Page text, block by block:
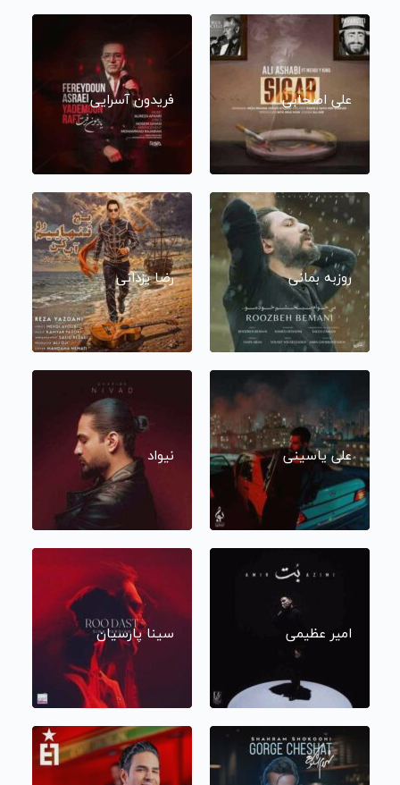
علی اصحابی فریدون آسرایی
روزبه بمانی رضا یزدانی
علی یاسینی نیواد
امیر عظیمی سینا پارسیان